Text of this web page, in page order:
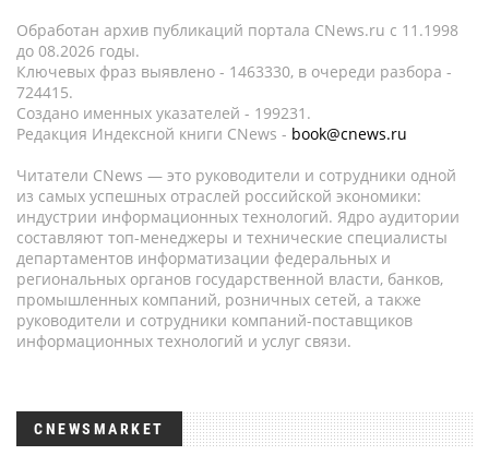
Обработан архив публикаций портала CNews.ru c 11.1998
до 08.2026 годы.
Ключевых фраз выявлено - 1463330, в очереди разбора -
724415.
Создано именных указателей - 199231.
Редакция Индексной книги CNews - book@cnews.ru
Читатели CNews — это руководители и сотрудники одной
из самых успешных отраслей российской экономики:
индустрии информационных технологий. Ядро аудитории
составляют топ-менеджеры и технические специалисты
департаментов информатизации федеральных и
региональных органов государственной власти, банков,
промышленных компаний, розничных сетей, а также
руководители и сотрудники компаний-поставщиков
информационных технологий и услуг связи.
CNEWSMARKET